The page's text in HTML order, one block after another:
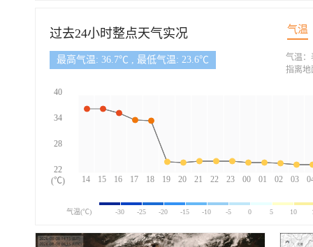
过去24小时整点天气实况 气温
最高气温: 36.7℃ , 最低气温: 23.6℃
14 15 16 17 18 19 20 21 22 23 00 01 02 03
40
34
28
22
(℃)
气温：
指离地
气温(℃) -30 -25 -20 -15 -10 -5 0 5 10